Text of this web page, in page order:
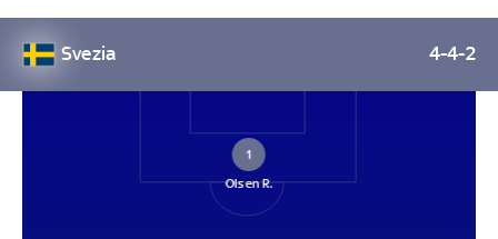
Svezia 4-4-2
1
Olsen R.